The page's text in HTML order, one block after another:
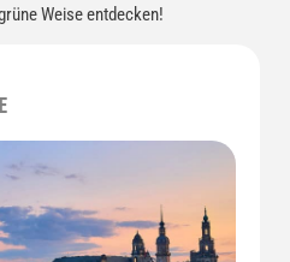
Weise entdecken!